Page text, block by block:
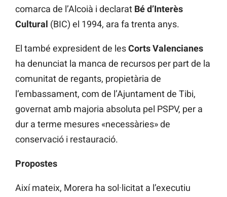
comarca de l’Alcoià i declarat Bé d’Interès
Cultural (BIC) el 1994, ara fa trenta anys.
El també expresident de lesCorts Valencianes
ha denunciat la manca de recursos per part de la
comunitat de regants, propietària de
l’embassament, com de l’Ajuntament de Tibi,
governat amb majoria absoluta pel PSPV, per a
dur a terme mesures «necessàries» de
conservació i restauració.
Propostes
Així mateix, Morera ha sol·licitat a l’executiu